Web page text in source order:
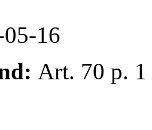
16
Art. 70 p.